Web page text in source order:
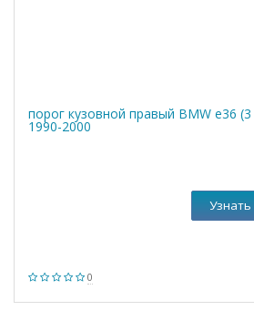
порог кузовной правый BMW е36
1990-2000
0